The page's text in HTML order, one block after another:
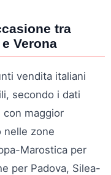
tra
Verona
vendita italiani
secondo i dati
con maggior
nelle zone
Marostica per
per Padova, Silea-